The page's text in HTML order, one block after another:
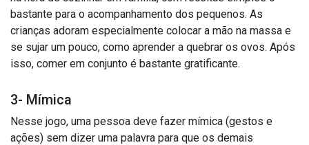
bastante para o acompanhamento dos pequenos. As
crianças adoram especialmente colocar a mão na massa e
se sujar um pouco, como aprender a quebrar os ovos. Após
isso, comer em conjunto é bastante gratificante.
3- Mímica
Nesse jogo, uma pessoa deve fazer mímica (gestos e
ações) sem dizer uma palavra para que os demais